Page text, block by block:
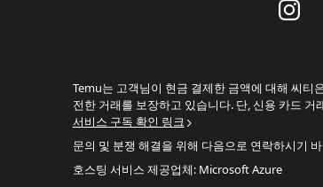
Temu는 고객님이 현금 결제한 금액에 대해 씨
전한 거래를 보장하고 있습니다. 단, 신용 카드 거
서비스 구독 확인 링크
문의 및 분쟁 해결을 위해 다음으로 연락하시기
호스팅 서비스 제공업체: Microsoft Azure